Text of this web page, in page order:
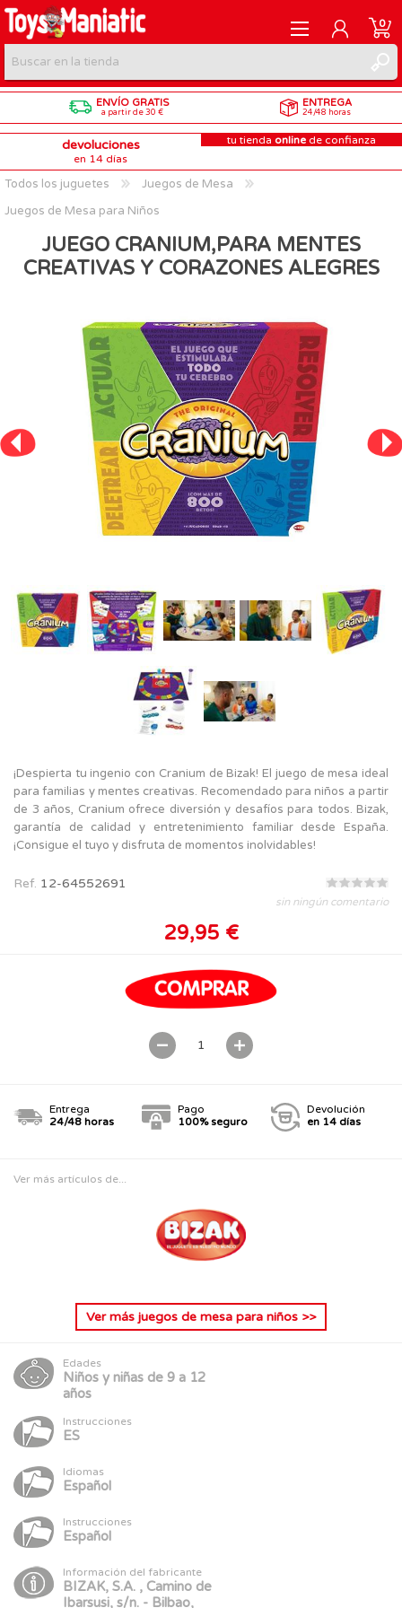
REGISTRARME
INICIAR SESIÓN
0
ENVÍO GRATIS
a partir de 30 €
ENTREGA
24/48 horas
devoluciones
en 14 días
tu tienda online de confianza
Todos los juguetes
Juegos de Mesa
Juegos de Mesa para Niños
JUEGO CRANIUM,PARA MENTES
CREATIVAS Y CORAZONES ALEGRES
¡Despierta tu ingenio con Cranium de Bizak! El juego de mesa ideal
para familias y mentes creativas. Recomendado para niños a partir
de 3 años, Cranium ofrece diversión y desafíos para todos. Bizak,
garantía de calidad y entretenimiento familiar desde España.
¡Consigue el tuyo y disfruta de momentos inolvidables!
Ref. 12-64552691
sin ningún comentario
29,95 €
Entrega
24/48 horas
Pago
100% seguro
Devolución
en 14 días
Ver más artículos de...
Ver más juegos de mesa para niños >>
Edades
Niños y niñas de 9 a 12
años
Instrucciones
ES
Idiomas
Español
Instrucciones
Español
Información del fabricante
BIZAK, S.A. , Camino de
Ibarsusi, s/n. - Bilbao,